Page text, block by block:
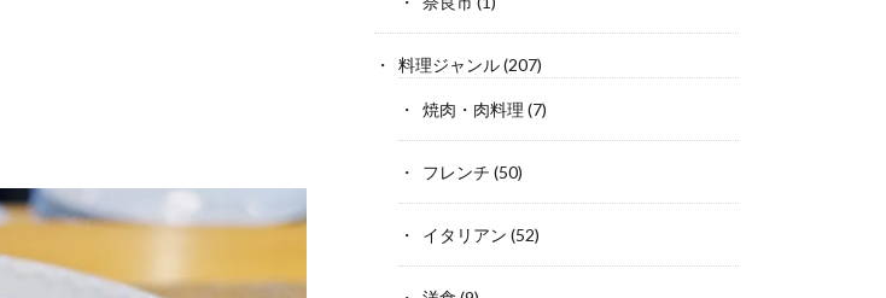
料理ジャンル(207)
焼肉・肉料理 (7)
フレンチ (50)
イタリアン (52)